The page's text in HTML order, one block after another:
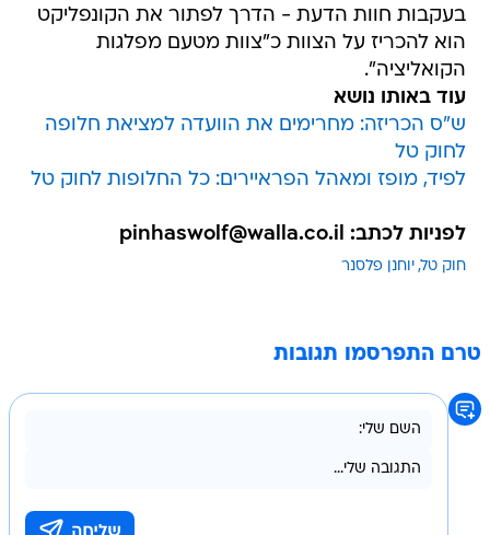
הקואליציה".
עוד באותו נושא
ש"ס הכריזה: מחרימים את הוועדה למציאת חלופה
לחוק טל
לפיד, מופז ומאהל הפראיירים: כל החלופות לחוק טל
לפניות לכתב: pinhaswolf@walla.co.il
בשליחת התגובה אני מסכים לתנאי השימוש